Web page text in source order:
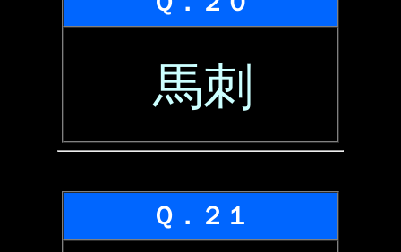
馬刺
Ｑ．２１